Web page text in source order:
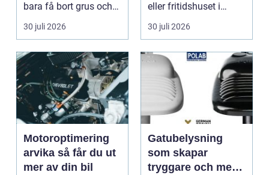
bara få bort grus och
damm från golvet.
Rena gar...
30 juli 2026
eller fritidshuset i
Enkö...
30 juli 2026
Motoroptimering
arvika så får du ut
mer av din bil
Gatubelysning
som skapar
tryggare och mer